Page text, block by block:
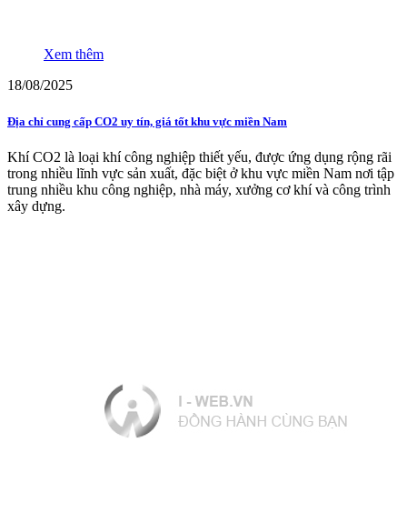
Xem thêm
18/08/2025
Địa chỉ cung cấp CO2 uy tín, giá tốt khu vực miền Nam
Khí CO2 là loại khí công nghiệp thiết yếu, được ứng dụng rộng rãi
trong nhiều lĩnh vực sản xuất, đặc biệt ở khu vực miền Nam nơi tập
trung nhiều khu công nghiệp, nhà máy, xưởng cơ khí và công trình
xây dựng.